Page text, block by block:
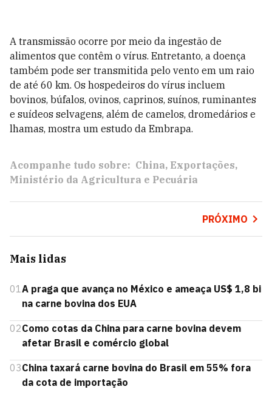
A transmissão ocorre por meio da ingestão de
alimentos que contêm o vírus. Entretanto, a doença
também pode ser transmitida pelo vento em um raio
de até 60 km. Os hospedeiros do vírus incluem
bovinos, búfalos, ovinos, caprinos, suínos, ruminantes
e suídeos selvagens, além de camelos, dromedários e
lhamas, mostra um estudo da Embrapa.
Acompanhe tudo sobre: China Exportações
Ministério da Agricultura e Pecuária
PRÓXIMO
Mais lidas
01A praga que avança no México e ameaça US$ 1,8 bi
na carne bovina dos EUA
02Como cotas da China para carne bovina devem
afetar Brasil e comércio global
03China taxará carne bovina do Brasil em 55% fora
da cota de importação